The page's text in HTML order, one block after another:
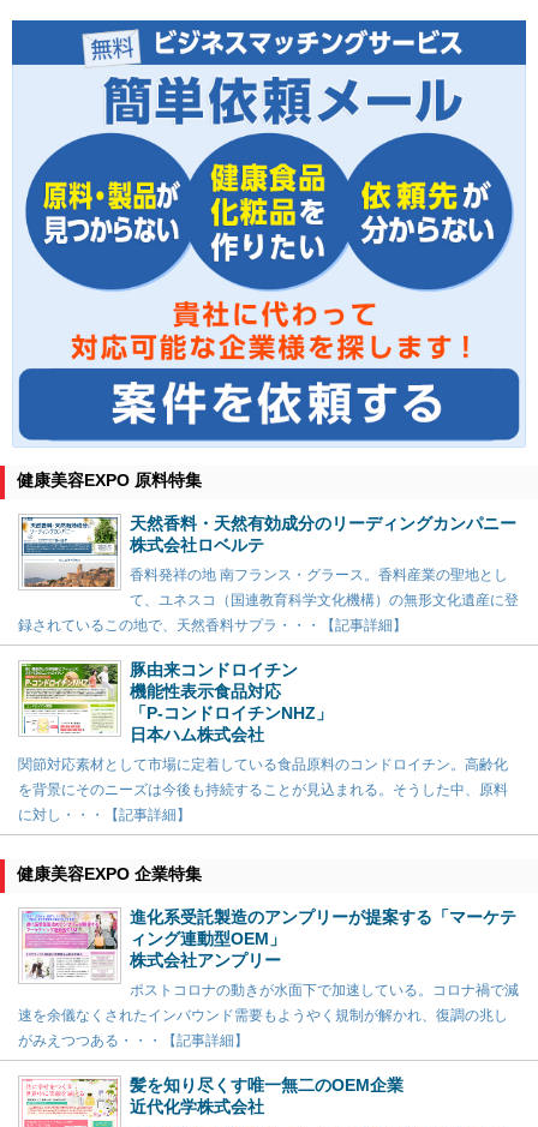
健康美容EXPO 原料特集
天然香料・天然有効成分のリーディングカンパニー
株式会社ロベルテ
香料発祥の地 南フランス・グラース。香料産業の聖地とし
て、ユネスコ（国連教育科学文化機構）の無形文化遺産に登
録されているこの地で、天然香料サプラ・・・【記事詳細】
豚由来コンドロイチン
機能性表示食品対応
「P-コンドロイチンNHZ」
日本ハム株式会社
関節対応素材として市場に定着している食品原料のコンドロイチン。高齢化
を背景にそのニーズは今後も持続することが見込まれる。そうした中、原料
に対し・・・【記事詳細】
健康美容EXPO 企業特集
進化系受託製造のアンプリーが提案する「マーケテ
ィング連動型OEM」
株式会社アンプリー
ポストコロナの動きが水面下で加速している。コロナ禍で減
速を余儀なくされたインバウンド需要もようやく規制が解かれ、復調の兆し
がみえつつある・・・【記事詳細】
髪を知り尽くす唯一無二のOEM企業
近代化学株式会社